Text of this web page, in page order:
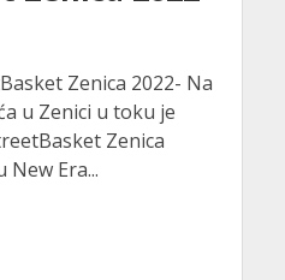
Zenica 2022- Na
u Zenici u toku je
Zenica
New Era...